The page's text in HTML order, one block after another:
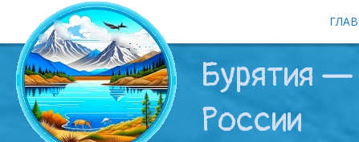
Бурятия —
России